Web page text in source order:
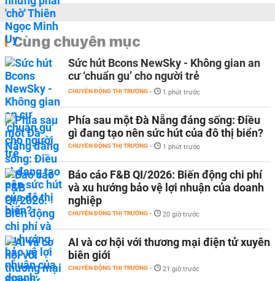
Cùng chuyên mục
Sức hút Bcons NewSky - Không gian an
cư ‘chuẩn gu’ cho người trẻ
CHUYỂN ĐỘNG THỊ TRƯỜNG - 1 phút trước
Phía sau một Đà Nẵng đáng sống: Điều
gì đang tạo nên sức hút của đô thị biển?
CHUYỂN ĐỘNG THỊ TRƯỜNG - 1 phút trước
Báo cáo F&B QI/2026: Biến động chi phí
và xu hướng bảo vệ lợi nhuận của doanh
nghiệp
CHUYỂN ĐỘNG THỊ TRƯỜNG - 20 giờ trước
AI và cơ hội với thương mại điện tử xuyên
biên giới
CHUYỂN ĐỘNG THỊ TRƯỜNG - 21 giờ trước